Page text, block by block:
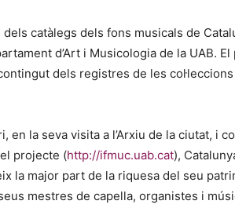
catàlegs dels fons musicals de
d’Art i Musicologia de la UAB.
dels registres de les
la seva visita a l’Arxiu de la ciutat, i
projecte (http://ifmuc.uab.cat),
la major part de la riquesa del seu
mestres de capella, organistes i